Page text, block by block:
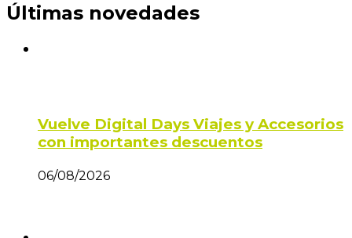
Últimas novedades
Vuelve Digital Days Viajes y Accesorios
con importantes descuentos
06/08/2026